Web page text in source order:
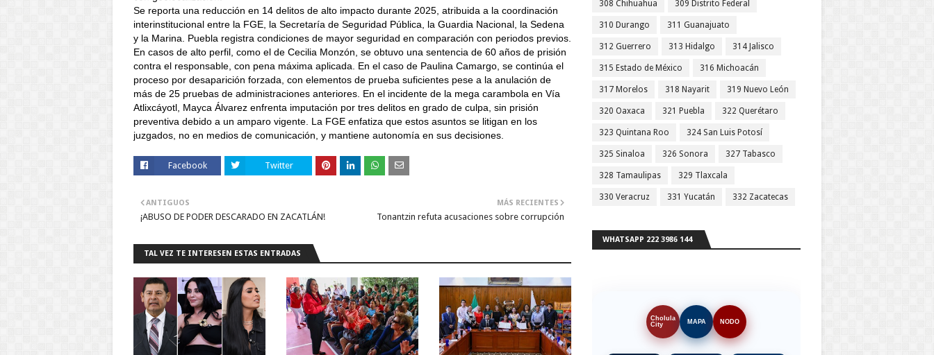
Se reporta una reducción en 14 delitos de alto impacto durante 2025, atribuida a la coordinación
interinstitucional entre la FGE, la Secretaría de Seguridad Pública, la Guardia Nacional, la Sedena
y la Marina. Puebla registra condiciones de mayor seguridad en comparación con periodos previos.
En casos de alto perfil, como el de Cecilia Monzón, se obtuvo una sentencia de 60 años de prisión
contra el responsable, con pena máxima aplicada. En el caso de Paulina Camargo, se continúa el
proceso por desaparición forzada, con elementos de prueba suficientes pese a la anulación de
más de 25 pruebas de administraciones anteriores. En el incidente de la mega carambola en Vía
Atlixcáyotl, Mayca Álvarez enfrenta imputación por tres delitos en grado de culpa, sin prisión
preventiva debido a un amparo vigente. La FGE enfatiza que estos asuntos se litigan en los
juzgados, no en medios de comunicación, y mantiene autonomía en sus decisiones.
Facebook Twitter
MÁS RECIENTES
Tonantzin refuta acusaciones sobre corrupción
ANTIGUOS
¡ABUSO DE PODER DESCARADO EN ZACATLÁN!
TAL VEZ TE INTERESEN ESTAS ENTRADAS
308 Chihuahua 309 Distrito Federal
310 Durango 311 Guanajuato
312 Guerrero 313 Hidalgo 314 Jalisco
315 Estado de México 316 Michoacán
317 Morelos 318 Nayarit 319 Nuevo León
320 Oaxaca 321 Puebla 322 Querétaro
323 Quintana Roo 324 San Luis Potosí
325 Sinaloa 326 Sonora 327 Tabasco
328 Tamaulipas 329 Tlaxcala
330 Veracruz 331 Yucatán 332 Zacatecas
WHATSAPP 222 3986 144
Cholula
City
MAPA NODO